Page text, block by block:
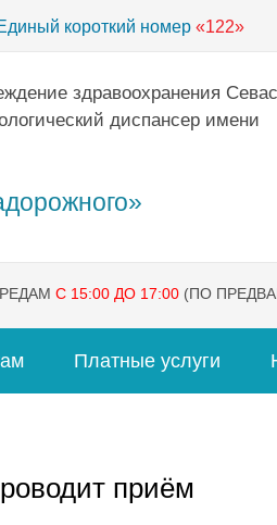
короткий номер «122»
здравоохранения
диспансер имени
С 15:00 ДО 17:00 (ПО
Платные услуги
приём